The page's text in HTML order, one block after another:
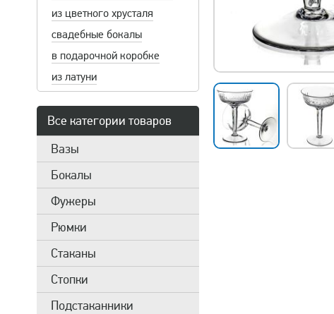
из цветного хрусталя
свадебные бокалы
в подарочной коробке
из латуни
Все категории товаров
Вазы
Бокалы
Фужеры
Рюмки
Стаканы
Стопки
Подстаканники